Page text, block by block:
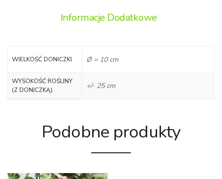
Informacje Dodatkowe
WIELKOŚĆ DONICZKI Ø = 10 cm
WYSOKOŚĆ ROŚLINY
(Z DONICZKĄ)
+/- 25 cm
Podobne produkty